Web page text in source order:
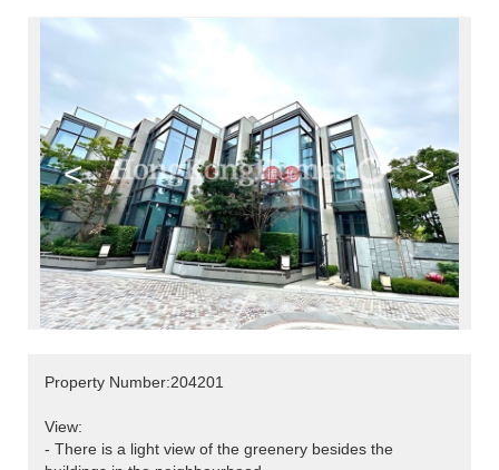
< >
Property Number:204201
View:
- There is a light view of the greenery besides the